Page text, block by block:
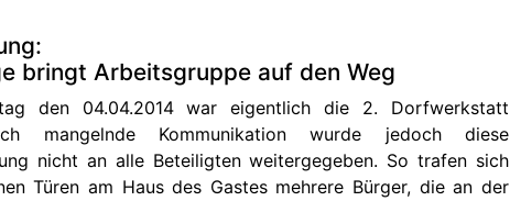
bringt Arbeitsgruppe auf den Weg
den 04.04.2014 war eigentlich die 2. Dorfwerkstatt
mangelnde Kommunikation wurde jedoch diese
nicht an alle Beteiligten weitergegeben. So trafen sich
Türen am Haus des Gastes mehrere Bürger, die an der